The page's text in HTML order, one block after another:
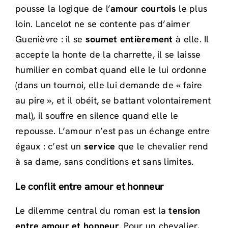
pousse la logique de l’amour courtois le plus
loin. Lancelot ne se contente pas d’aimer
Guenièvre : il se soumet entièrement à elle. Il
accepte la honte de la charrette, il se laisse
humilier en combat quand elle le lui ordonne
(dans un tournoi, elle lui demande de « faire
au pire », et il obéit, se battant volontairement
mal), il souffre en silence quand elle le
repousse. L’amour n’est pas un échange entre
égaux : c’est un service que le chevalier rend
à sa dame, sans conditions et sans limites.
Le conflit entre amour et honneur
Le dilemme central du roman est latension